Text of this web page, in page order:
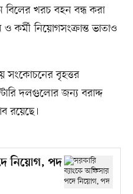
বিলের খরচ বহন বন্ধ করা
নিয়োগসংক্রান্ত ভাতাও
সংকোচনের বৃহত্তর
দলগুলোর জন্য বরাদ্দ
রয়েছে।
নিয়োগ, পদ